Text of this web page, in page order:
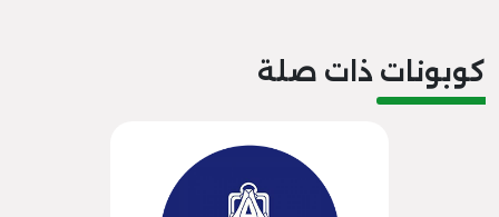
كوبونات ذات صلة